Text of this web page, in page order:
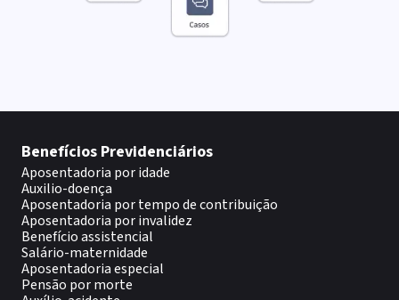
Benefícios Previdenciários
Aposentadoria por idade
Auxilio-doença
Aposentadoria por tempo de contribuição
Aposentadoria por invalidez
Benefício assistencial
Salário-maternidade
Aposentadoria especial
Pensão por morte